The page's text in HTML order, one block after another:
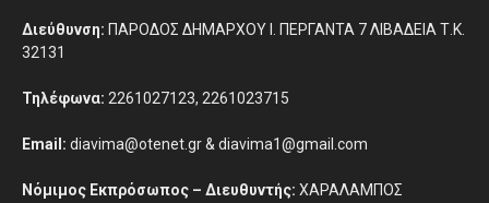
Διεύθυνση: ΠΑΡΟΔΟΣ ΔΗΜΑΡΧΟΥ Ι. ΠΕΡΓΑΝΤΑ 7 ΛΙΒΑΔΕΙΑ Τ.Κ.
32131
Τηλέφωνα: 2261027123, 2261023715
Email: diavima@otenet.gr & diavima1@gmail.com
Νόμιμος Εκπρόσωπος – Διευθυντής: ΧΑΡΑΛΑΜΠΟΣ